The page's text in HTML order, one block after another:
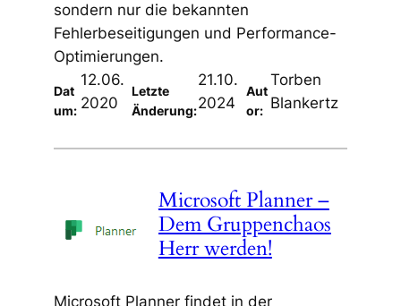
sondern nur die bekannten
Fehlerbeseitigungen und Performance-
Optimierungen.
Dat
um:
12.06.
2020
Letzte
Änderung:
21.10.
2024
Aut
or:
Torben
Blankertz
Microsoft Planner –
Dem Gruppenchaos
Herr werden!
Microsoft Planner findet in der